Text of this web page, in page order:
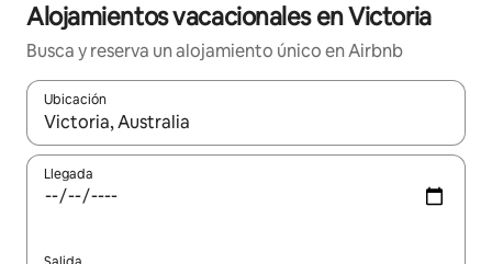
Alojamientos vacacionales en Victoria
Busca y reserva un alojamiento único en Airbnb
Ubicación
Cuando los resultados estén disponibles, podrás navegar
Llegada